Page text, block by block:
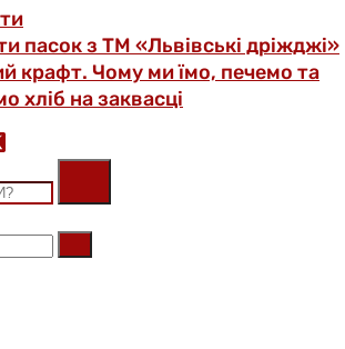
пасок з ТМ «Львівські дріжджі»
крафт. Чому ми їмо, печемо та
хліб на заквасці